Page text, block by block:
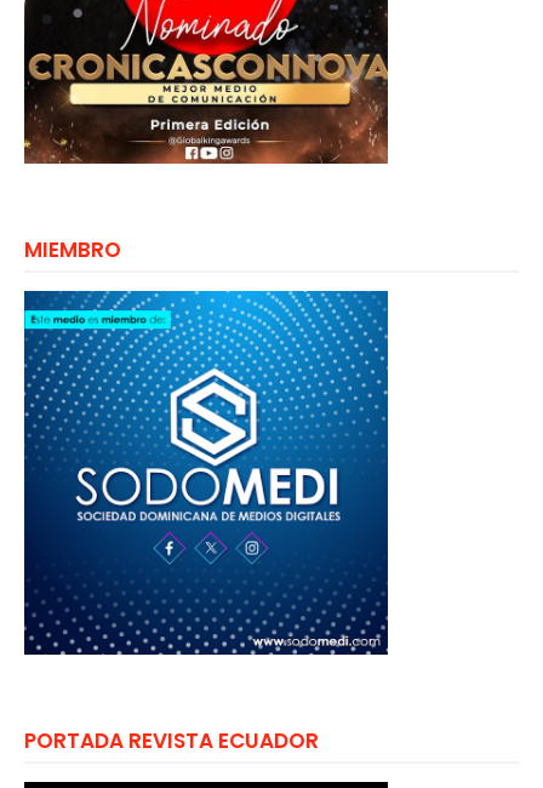
MIEMBRO
PORTADA REVISTA ECUADOR